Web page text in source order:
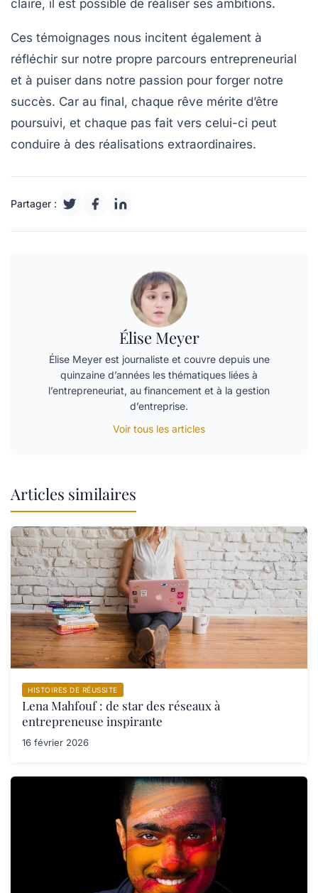
claire, il est possible de réaliser ses ambitions.
Ces témoignages nous incitent également à
réfléchir sur notre propre parcours entrepreneurial
et à puiser dans notre passion pour forger notre
succès. Car au final, chaque rêve mérite d’être
poursuivi, et chaque pas fait vers celui-ci peut
conduire à des réalisations extraordinaires.
Partager :
Élise Meyer
Élise Meyer est journaliste et couvre depuis une
quinzaine d’années les thématiques liées à
l’entrepreneuriat, au financement et à la gestion
d’entreprise.
Voir tous les articles
Articles similaires
HISTOIRES DE RÉUSSITE
Lena Mahfouf : de star des réseaux à
entrepreneuse inspirante
16 février 2026